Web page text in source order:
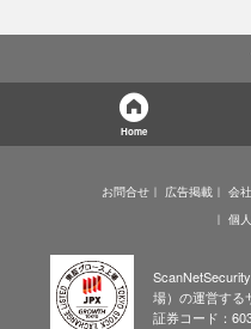
Home
お問合せ 広告掲載 会
個
場）の運営する
証券コード：